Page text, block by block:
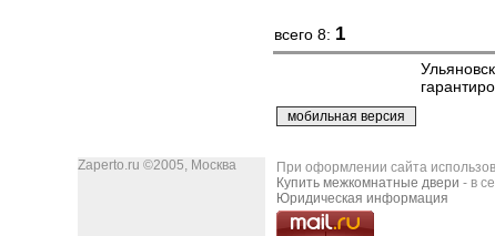
Zaperto.ru ©2005, Москва
всего 8: 1
При оформлении сайта
Купить межкомнатные двери - в
Юридическая информация